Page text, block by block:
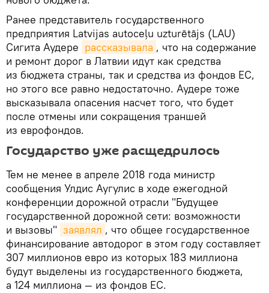
Ранее представитель государственного
предприятия Latvijas autoceļu uzturētājs (LAU)
Сигита Аудере рассказывала , что на содержание
и ремонт дорог в Латвии идут как средства
из бюджета страны, так и средства из фондов ЕС,
но этого все равно недостаточно. Аудере тоже
высказывала опасения насчет того, что будет
после отмены или сокращения траншей
из еврофондов.
Государство уже расщедрилось
Тем не менее в апреле 2018 года министр
сообщения Улдис Аугулис в ходе ежегодной
конференции дорожной отрасли "Будущее
государственной дорожной сети: возможности
и вызовы" заявлял , что общее государственное
финансирование автодорог в этом году составляет
307 миллионов евро из которых 183 миллиона
будут выделены из государственного бюджета,
а 124 миллиона — из фондов ЕС.